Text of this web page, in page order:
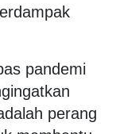
pandemi
perang